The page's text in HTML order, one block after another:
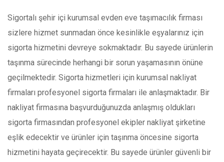
Sigortalı şehir içi kurumsal evden eve taşımacılık firması
sizlere hizmet sunmadan önce kesinlikle eşyalarınız için
sigorta hizmetini devreye sokmaktadır. Bu sayede ürünlerin
taşınma sürecinde herhangi bir sorun yaşamasının önüne
geçilmektedir. Sigorta hizmetleri için kurumsal nakliyat
firmaları profesyonel sigorta firmaları ile anlaşmaktadır. Bir
nakliyat firmasına başvurduğunuzda anlaşmış oldukları
sigorta firmasından profesyonel ekipler nakliyat şirketine
eşlik edecektir ve ürünler için taşınma öncesine sigorta
hizmetini hayata geçirecektir. Bu sayede ürünler güvenli bir